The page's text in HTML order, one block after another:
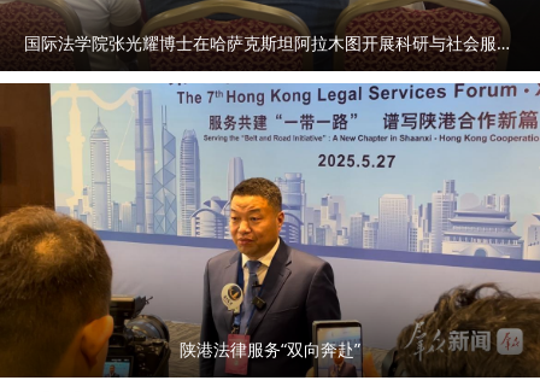
国际法学院张光耀博士在哈萨克斯坦阿拉木图开展科研与社会服务活动
陕港法律服务“双向奔赴”